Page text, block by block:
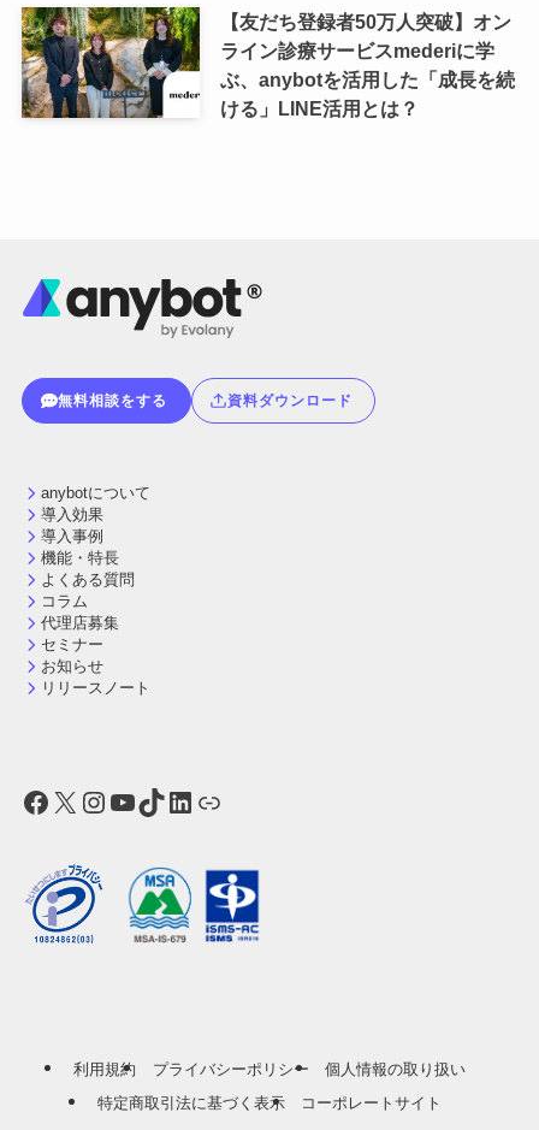
【友だち登録者50万人突破】オン
ライン診療サービスmederiに学
ぶ、anybotを活用した「成長を続
ける」LINE活用とは？
無料相談をする 資料ダウンロード
anybotについて
導入効果
導入事例
機能・特長
よくある質問
コラム
代理店募集
セミナー
お知らせ
リリースノート
Facebook
X Instagram
YouTube
TikTok
LinkedIn
リンク
利用規約 プライバシーポリシー
個人情報の取り扱い
特定商取引法に基づく表示
コーポレートサイト